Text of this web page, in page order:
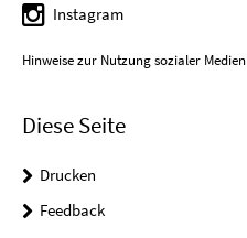
Instagram
Hinweise zur Nutzung sozialer Medien
Diese Seite
Drucken
Feedback